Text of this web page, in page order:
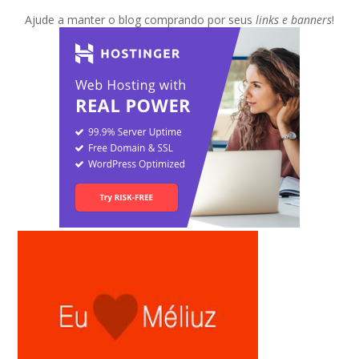
Ajude a manter o blog comprando por seus links e banners!